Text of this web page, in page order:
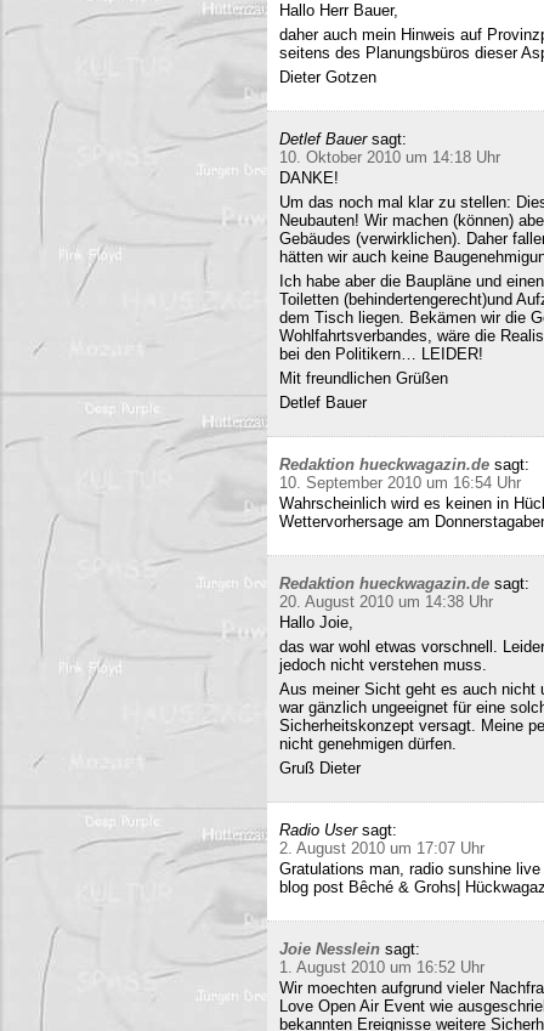
Hallo Herr Bauer,
daher auch mein Hinweis auf
seitens des Planungsbüros dieser
Dieter Gotzen
Detlef Bauer sagt:
10. Oktober 2010 um 14:18 Uhr
DANKE!
Um das noch mal klar zu stellen:
Neubauten! Wir machen (können)
Gebäudes (verwirklichen). Daher
hätten wir auch keine
Ich habe aber die Baupläne und
Toiletten (behindertengerecht)und
dem Tisch liegen. Bekämen wir die
Wohlfahrtsverbandes, wäre die
bei den Politikern… LEIDER!
Mit freundlichen Grüßen
Detlef Bauer
Redaktion hueckwagazin.de sagt:
10. September 2010 um 16:54 Uhr
Wahrscheinlich wird es keinen in
Wettervorhersage am
Redaktion hueckwagazin.de sagt:
20. August 2010 um 14:38 Uhr
Hallo Joie,
das war wohl etwas vorschnell.
jedoch nicht verstehen muss.
Aus meiner Sicht geht es auch nicht
war gänzlich ungeeignet für eine
Sicherheitskonzept versagt. Meine
nicht genehmigen dürfen.
Gruß Dieter
Radio User sagt:
2. August 2010 um 17:07 Uhr
Gratulations man, radio sunshine
blog post Bêché & Grohs|
Joie Nesslein sagt:
1. August 2010 um 16:52 Uhr
Wir moechten aufgrund vieler
Love Open Air Event wie
bekannten Ereignisse weitere